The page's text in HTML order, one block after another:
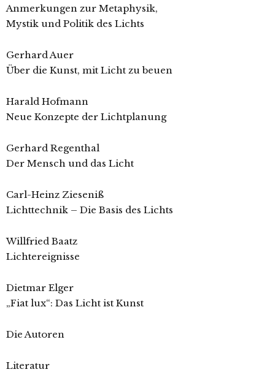
Anmerkungen zur Metaphysik,
Mystik und Politik des Lichts
Gerhard Auer
Über die Kunst, mit Licht zu beuen
Harald Hofmann
Neue Konzepte der Lichtplanung
Gerhard Regenthal
Der Mensch und das Licht
Carl-Heinz Zieseniß
Lichttechnik – Die Basis des Lichts
Willfried Baatz
Lichtereignisse
Dietmar Elger
„Fiat lux“: Das Licht ist Kunst
Die Autoren
Literatur